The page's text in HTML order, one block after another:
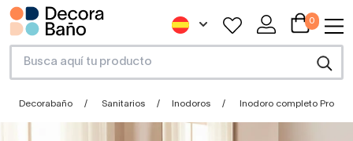
0
Decorabaño Sanitarios Inodoros Inodoro completo Proget